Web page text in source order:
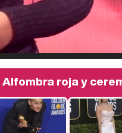
Alfombra roja y